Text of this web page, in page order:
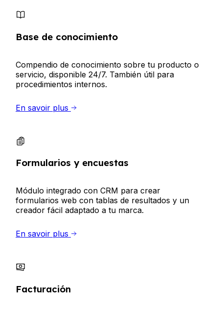
Base de conocimiento
Compendio de conocimiento sobre tu producto o
servicio, disponible 24/7. También útil para
procedimientos internos.
En savoir plus
Formularios y encuestas
Módulo integrado con CRM para crear
formularios web con tablas de resultados y un
creador fácil adaptado a tu marca.
En savoir plus
Facturación